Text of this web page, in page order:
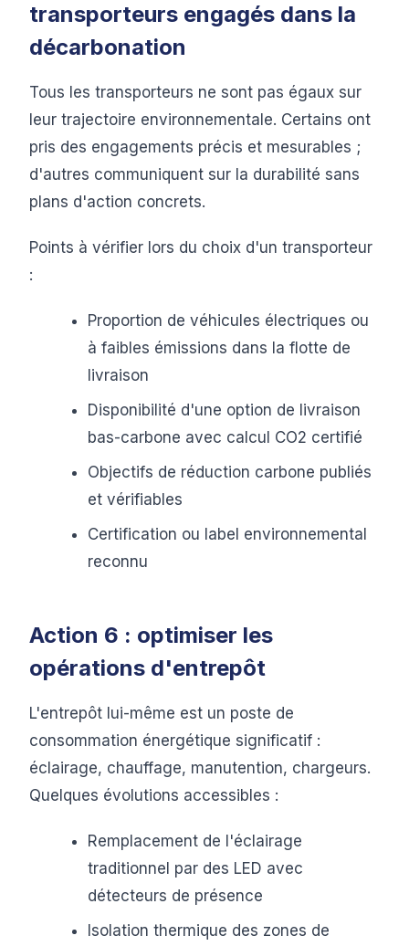
transporteurs engagés dans la
décarbonation
Tous les transporteurs ne sont pas égaux sur
leur trajectoire environnementale. Certains ont
pris des engagements précis et mesurables ;
d'autres communiquent sur la durabilité sans
plans d'action concrets.
Points à vérifier lors du choix d'un transporteur
:
Proportion de véhicules électriques ou
à faibles émissions dans la flotte de
livraison
Disponibilité d'une option de livraison
bas-carbone avec calcul CO2 certifié
Objectifs de réduction carbone publiés
et vérifiables
Certification ou label environnemental
reconnu
Action 6 : optimiser les
opérations d'entrepôt
L'entrepôt lui-même est un poste de
consommation énergétique significatif :
éclairage, chauffage, manutention, chargeurs.
Quelques évolutions accessibles :
Remplacement de l'éclairage
traditionnel par des LED avec
détecteurs de présence
Isolation thermique des zones de